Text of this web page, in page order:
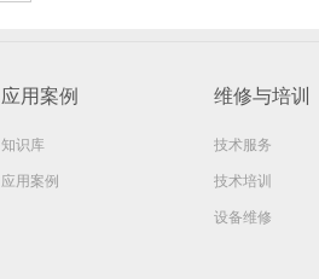
应用案例
知识库
应用案例
维修与培训
技术服务
技术培训
设备维修